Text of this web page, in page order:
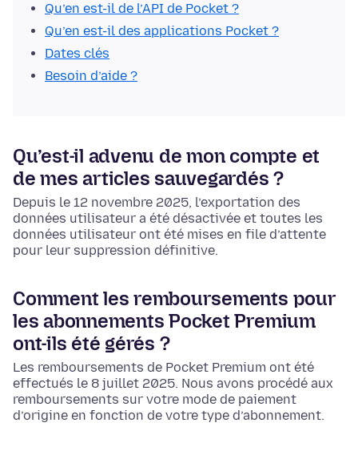
Qu’en est-il de l’API de Pocket ?
Qu’en est-il des applications Pocket ?
Dates clés
Besoin d’aide ?
Qu’est-il advenu de mon compte et
de mes articles sauvegardés ?
Depuis le 12 novembre 2025, l’exportation des
données utilisateur a été désactivée et toutes les
données utilisateur ont été mises en file d’attente
pour leur suppression définitive.
Comment les remboursements pour
les abonnements Pocket Premium
ont-ils été gérés ?
Les remboursements de Pocket Premium ont été
effectués le 8 juillet 2025. Nous avons procédé aux
remboursements sur votre mode de paiement
d’origine en fonction de votre type d’abonnement.